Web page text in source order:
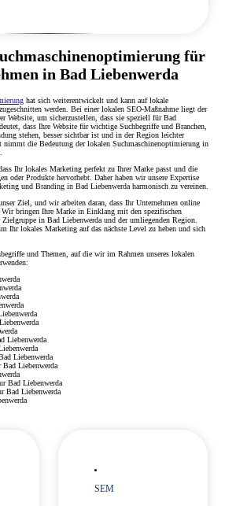
für
in Bad Liebenwerda
hat sich weiterentwickelt und kann auf lokale
werden. Bei einer lokalen SEO-Maßnahme liegt der
Website, um sicherzustellen, dass sie speziell für Bad
dass Ihre Website für wichtige Suchbegriffe und Branchen,
stehen, besser sichtbar ist und in der Region leichter
die Bedeutung der lokalen Suchmaschinenoptimierung in
Ihr lokales Marketing perfekt zu Ihrer Marke passt und die
oder Produkte hervorhebt. Daher haben wir unsere Expertise
und Branding in Bad Liebenwerda harmonisch zu vereinen.
Ziel, und wir arbeiten daran, dass Ihr Unternehmen online
bringen Ihre Marke in Einklang mit den spezifischen
Zielgruppe in Bad Liebenwerda und der umliegenden Region.
Ihr lokales Marketing auf das nächste Level zu heben und sich
und Themen, auf die wir im Rahmen unseres lokalen
Liebenwerda
Liebenwerda
Liebenwerda
Bad Liebenwerda
Bad Liebenwerda
SEM